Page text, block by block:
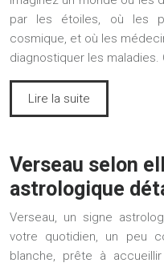
par les étoiles, où les
cosmique, et où les
diagnostiquer les maladies.
Lire la suite
Verseau selon
astrologique
Verseau, un signe
votre quotidien, un peu
blanche, prête à